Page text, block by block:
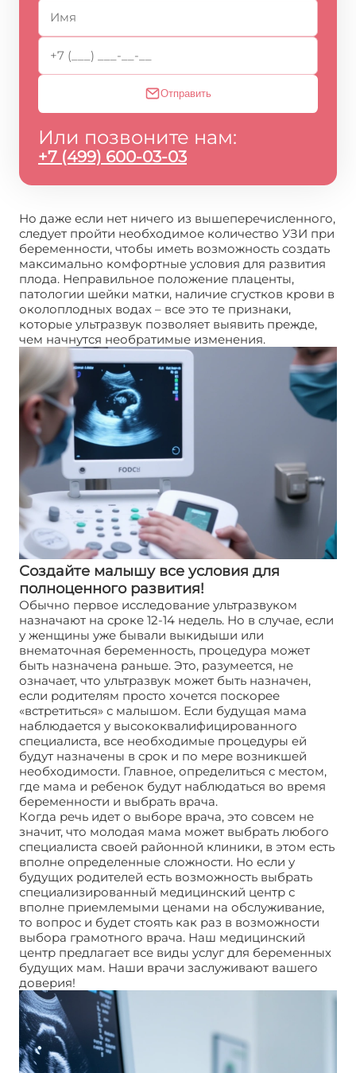
Отправить
Или позвоните нам:
+7 (499) 600-03-03
Но даже если нет ничего из вышеперечисленного,
следует пройти необходимое количество УЗИ при
беременности, чтобы иметь возможность создать
максимально комфортные условия для развития
плода. Неправильное положение плаценты,
патологии шейки матки, наличие сгустков крови в
околоплодных водах – все это те признаки,
которые ультразвук позволяет выявить прежде,
чем начнутся необратимые изменения.
Создайте малышу все условия для
полноценного развития!
Обычно первое исследование ультразвуком
назначают на сроке 12-14 недель. Но в случае, если
у женщины уже бывали выкидыши или
внематочная беременность, процедура может
быть назначена раньше. Это, разумеется, не
означает, что ультразвук может быть назначен,
если родителям просто хочется поскорее
«встретиться» с малышом. Если будущая мама
наблюдается у высококвалифицированного
специалиста, все необходимые процедуры ей
будут назначены в срок и по мере возникшей
необходимости. Главное, определиться с местом,
где мама и ребенок будут наблюдаться во время
беременности и выбрать врача.
Когда речь идет о выборе врача, это совсем не
значит, что молодая мама может выбрать любого
специалиста своей районной клиники, в этом есть
вполне определенные сложности. Но если у
будущих родителей есть возможность выбрать
специализированный медицинский центр с
вполне приемлемыми ценами на обслуживание,
то вопрос и будет стоять как раз в возможности
выбора грамотного врача. Наш медицинский
центр предлагает все виды услуг для беременных
будущих мам. Наши врачи заслуживают вашего
доверия!